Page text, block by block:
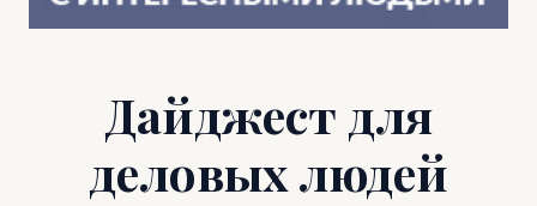
Дайджест для
деловых людей